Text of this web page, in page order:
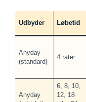
Udbyder Løbetid
Anyday
(standard)
4 rater
Anyday
6, 8, 10,
12, 18